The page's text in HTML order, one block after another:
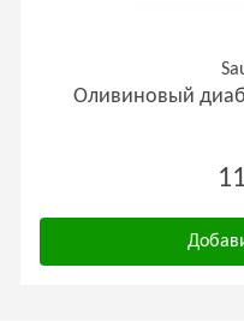
Оливиновый